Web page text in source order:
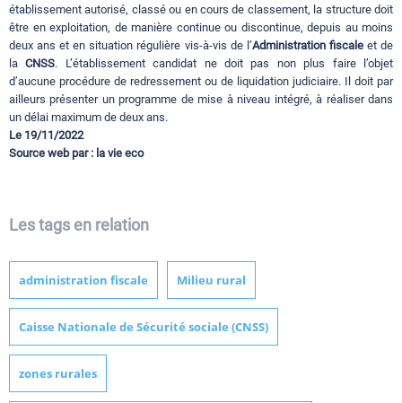
établissement autorisé, classé ou en cours de classement, la structure doit
être en exploitation, de manière continue ou discontinue, depuis au moins
deux ans et en situation régulière vis-à-vis de l’Administration fiscale et de
laCNSS. L’établissement candidat ne doit pas non plus faire l’objet
d’aucune procédure de redressement ou de liquidation judiciaire. Il doit par
ailleurs présenter un programme de mise à niveau intégré, à réaliser dans
un délai maximum de deux ans.
Le 19/11/2022
Source web par : la vie eco
Les tags en relation
administration fiscale Milieu rural
Caisse Nationale de Sécurité sociale (CNSS)
zones rurales